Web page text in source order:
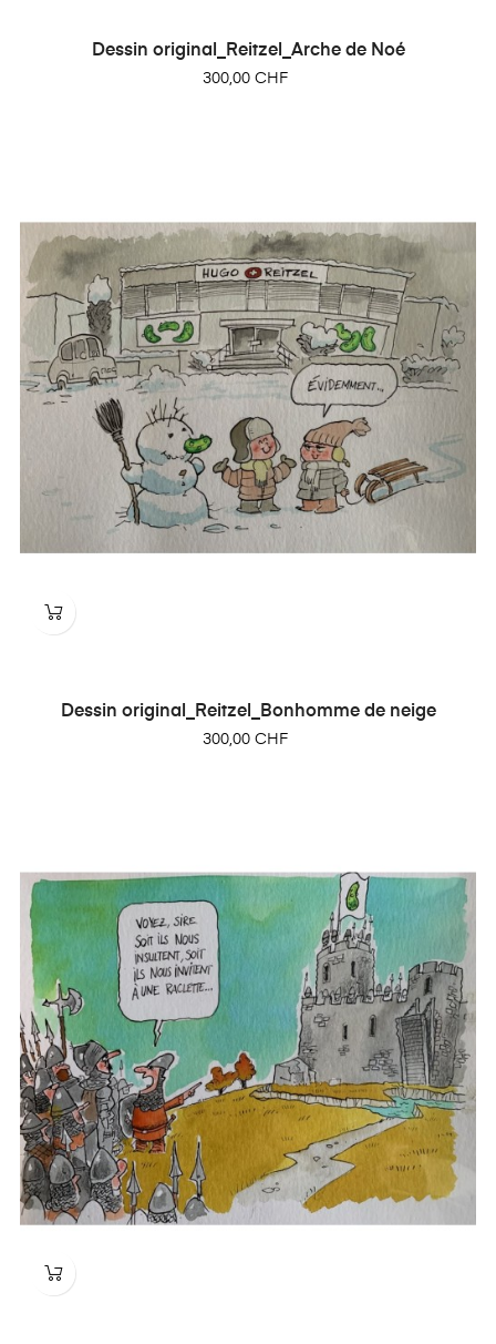
Dessin original_Reitzel_Arche de Noé
Prix
300,00 CHF
Dessin original_Reitzel_Bonhomme de neige
Prix
300,00 CHF